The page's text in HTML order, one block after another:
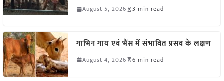
August 5, 2026 3 min read
गाभिन गाय एवं भैंस में संभावित प्रसव के लक्षण
August 4, 2026 6 min read